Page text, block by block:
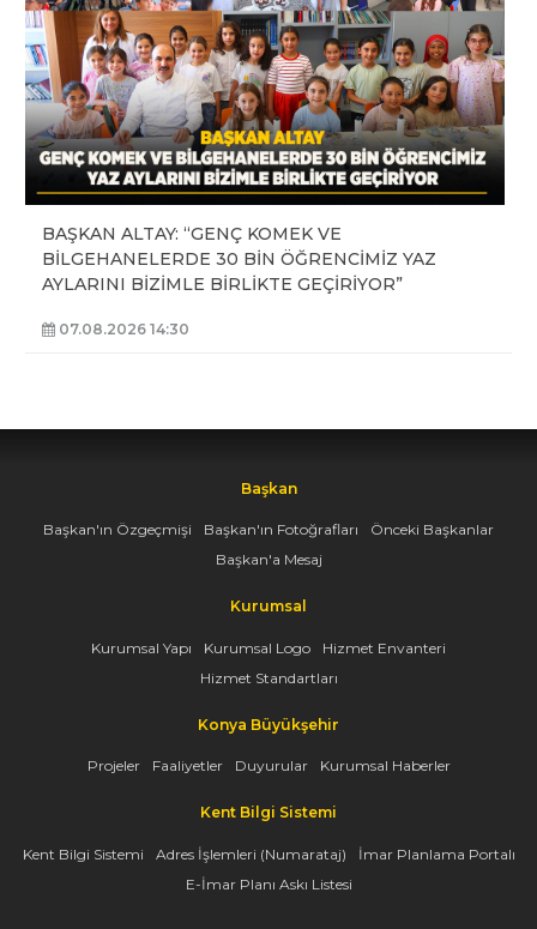
BAŞKAN ALTAY: “GENÇ KOMEK VE
BİLGEHANELERDE 30 BİN ÖĞRENCİMİZ YAZ
AYLARINI BİZİMLE BİRLİKTE GEÇİRİYOR”
07.08.2026 14:30
Başkan
Başkan'ın Özgeçmişi Başkan'ın Fotoğrafları
Önceki Başkanlar
Başkan'a Mesaj
Kurumsal
Kurumsal Yapı Kurumsal Logo
Hizmet Envanteri
Hizmet Standartları
Konya Büyükşehir
Projeler Faaliyetler Duyurular Kurumsal Haberler
Kent Bilgi Sistemi
Kent Bilgi Sistemi Adres İşlemleri (Numarataj)
İmar Planlama Portalı
E-İmar Planı Askı Listesi